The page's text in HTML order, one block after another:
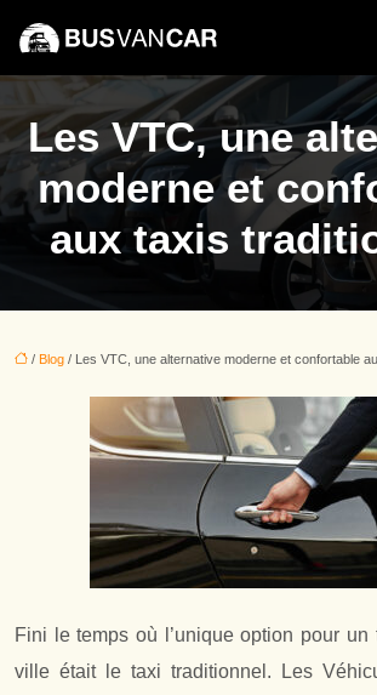
Les VTC, une
moderne et
aux taxis
/ Blog / Les VTC, une alternative moderne et confortable
Fini le temps où l’unique option pour un
ville était le taxi traditionnel. Les